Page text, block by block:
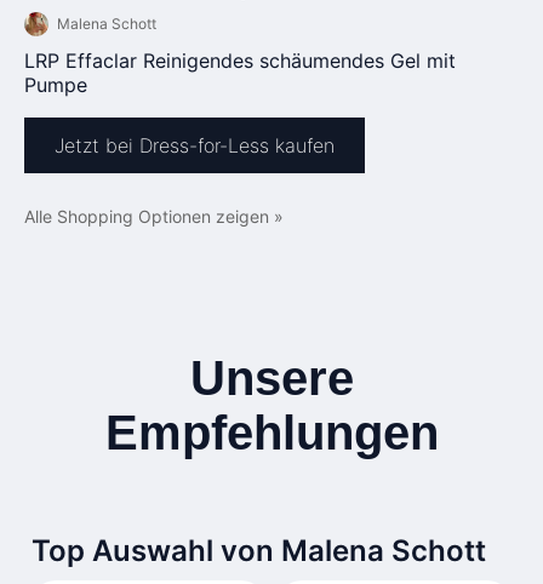
Malena Schott
LRP Effaclar Reinigendes schäumendes Gel mit
Pumpe
Jetzt bei Dress-for-Less kaufen
Alle Shopping Optionen zeigen »
Unsere
Empfehlungen
Top Auswahl von Malena Schott